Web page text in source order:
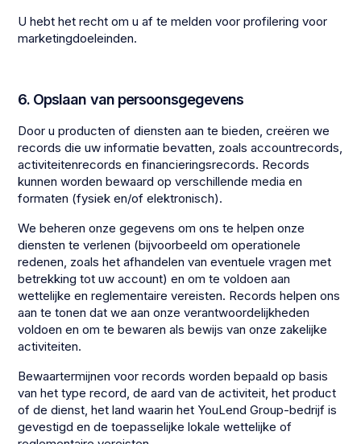
U hebt het recht om u af te melden voor profilering voor
marketingdoeleinden.
6. Opslaan van persoonsgegevens
Door u producten of diensten aan te bieden, creëren we
records die uw informatie bevatten, zoals accountrecords,
activiteitenrecords en financieringsrecords. Records
kunnen worden bewaard op verschillende media en
formaten (fysiek en/of elektronisch).
We beheren onze gegevens om ons te helpen onze
diensten te verlenen (bijvoorbeeld om operationele
redenen, zoals het afhandelen van eventuele vragen met
betrekking tot uw account) en om te voldoen aan
wettelijke en reglementaire vereisten. Records helpen ons
aan te tonen dat we aan onze verantwoordelijkheden
voldoen en om te bewaren als bewijs van onze zakelijke
activiteiten.
Bewaartermijnen voor records worden bepaald op basis
van het type record, de aard van de activiteit, het product
of de dienst, het land waarin het YouLend Group-bedrijf is
gevestigd en de toepasselijke lokale wettelijke of